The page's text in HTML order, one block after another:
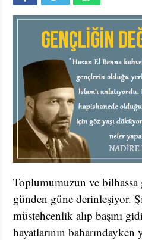
Toplumumuzun ve bilhassa
günden güne derinleşiyor.
müstehcenlik alıp başını
hayatlarının baharındayken